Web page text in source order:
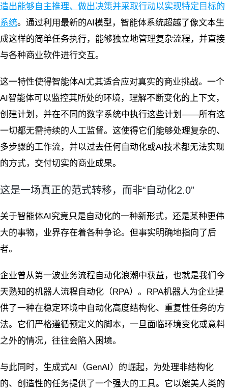
造出能够自主推理、做出决策并采取行动以实现特定目标的
系统。通过利用最新的AI模型，智能体系统超越了像文本生
成这样的简单任务执行，能够独立地管理复杂流程，并直接
与各种商业软件进行交互。
这一特性使得智能体AI尤其适合应对真实的商业挑战。一个
AI智能体可以监控其所处的环境，理解不断变化的上下文，
创建计划，并在不同的数字系统中执行这些计划——所有这
一切都无需持续的人工监督。这使得它们能够处理复杂的、
多步骤的工作流，并以过去任何自动化或AI技术都无法实现
的方式，交付切实的商业成果。
这是一场真正的范式转移，而非“自动化2.0”
关于智能体AI究竟只是自动化的一种新形式，还是某种更伟
大的事物，业界存在着各种争论。但事实明确地指向了后
者。
企业曾从第一波业务流程自动化浪潮中获益，也就是我们今
天熟知的机器人流程自动化（RPA）。RPA机器人为企业提
供了一种在稳定环境中自动化高度结构化、重复性任务的方
法。它们严格遵循预定义的脚本，一旦面临环境变化或意料
之外的情况，往往会陷入困境。
与此同时，生成式AI（GenAI）的崛起，为处理非结构化
的、创造性的任务提供了一个强大的工具。它以媲美人类的